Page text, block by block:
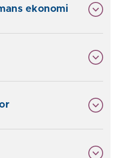
ekonomi